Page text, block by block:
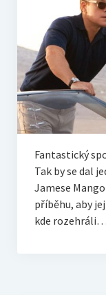
Sólo
RECENZE
Trailerpool
Když se
HOST –
Fantastický
Tak by se dal
Jamese
příběhu, aby
kde rozehráli…